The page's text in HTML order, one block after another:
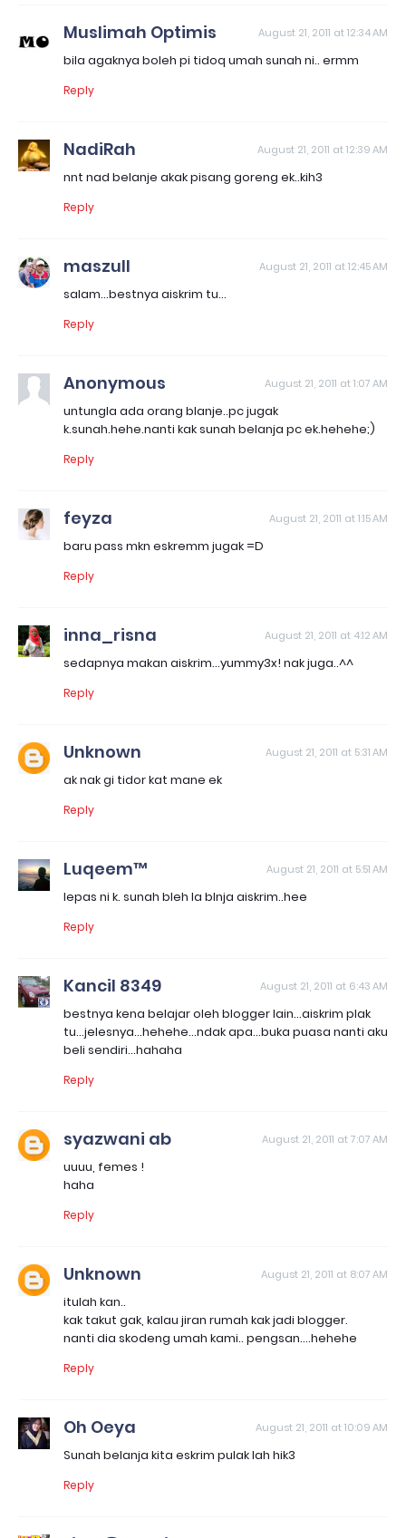
Muslimah Optimis August 21, 2011 at 12:34 AM
bila agaknya boleh pi tidoq umah sunah ni.. ermm
Reply
NadiRah August 21, 2011 at 12:39 AM
nnt nad belanje akak pisang goreng ek..kih3
Reply
maszull August 21, 2011 at 12:45 AM
salam...bestnya aiskrim tu...
Reply
Anonymous August 21, 2011 at 1:07 AM
untungla ada orang blanje..pc jugak
k.sunah.hehe.nanti kak sunah belanja pc ek.hehehe;)
Reply
feyza August 21, 2011 at 1:15 AM
baru pass mkn eskremm jugak =D
Reply
inna_risna August 21, 2011 at 4:12 AM
sedapnya makan aiskrim...yummy3x! nak juga..^^
Reply
Unknown August 21, 2011 at 5:31 AM
ak nak gi tidor kat mane ek
Reply
Luqeem™ August 21, 2011 at 5:51 AM
lepas ni k. sunah bleh la blnja aiskrim..hee
Reply
Kancil 8349 August 21, 2011 at 6:43 AM
bestnya kena belajar oleh blogger lain...aiskrim plak
tu...jelesnya...hehehe...ndak apa...buka puasa nanti aku
beli sendiri...hahaha
Reply
syazwani ab August 21, 2011 at 7:07 AM
uuuu, femes !
haha
Reply
Unknown August 21, 2011 at 8:07 AM
itulah kan..
kak takut gak, kalau jiran rumah kak jadi blogger.
nanti dia skodeng umah kami.. pengsan....hehehe
Reply
Oh Oeya August 21, 2011 at 10:09 AM
Sunah belanja kita eskrim pulak lah hik3
Reply